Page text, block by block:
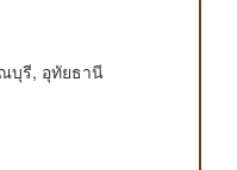
บุรี, อุทัยธานี